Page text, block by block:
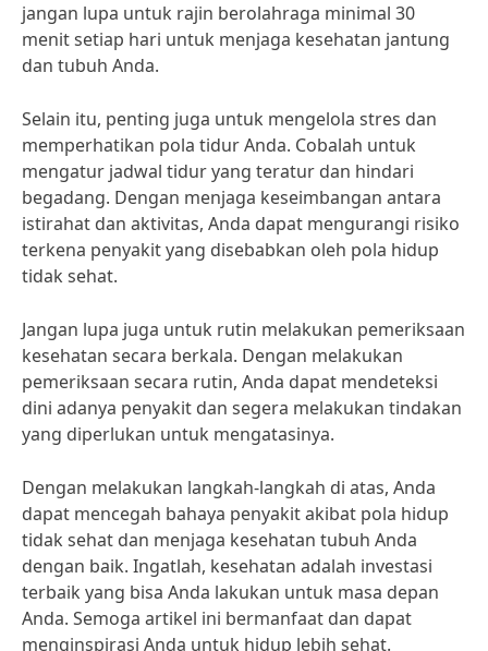
jangan lupa untuk rajin berolahraga minimal 30
menit setiap hari untuk menjaga kesehatan jantung
dan tubuh Anda.
Selain itu, penting juga untuk mengelola stres dan
memperhatikan pola tidur Anda. Cobalah untuk
mengatur jadwal tidur yang teratur dan hindari
begadang. Dengan menjaga keseimbangan antara
istirahat dan aktivitas, Anda dapat mengurangi risiko
terkena penyakit yang disebabkan oleh pola hidup
tidak sehat.
Jangan lupa juga untuk rutin melakukan pemeriksaan
kesehatan secara berkala. Dengan melakukan
pemeriksaan secara rutin, Anda dapat mendeteksi
dini adanya penyakit dan segera melakukan tindakan
yang diperlukan untuk mengatasinya.
Dengan melakukan langkah-langkah di atas, Anda
dapat mencegah bahaya penyakit akibat pola hidup
tidak sehat dan menjaga kesehatan tubuh Anda
dengan baik. Ingatlah, kesehatan adalah investasi
terbaik yang bisa Anda lakukan untuk masa depan
Anda. Semoga artikel ini bermanfaat dan dapat
menginspirasi Anda untuk hidup lebih sehat.